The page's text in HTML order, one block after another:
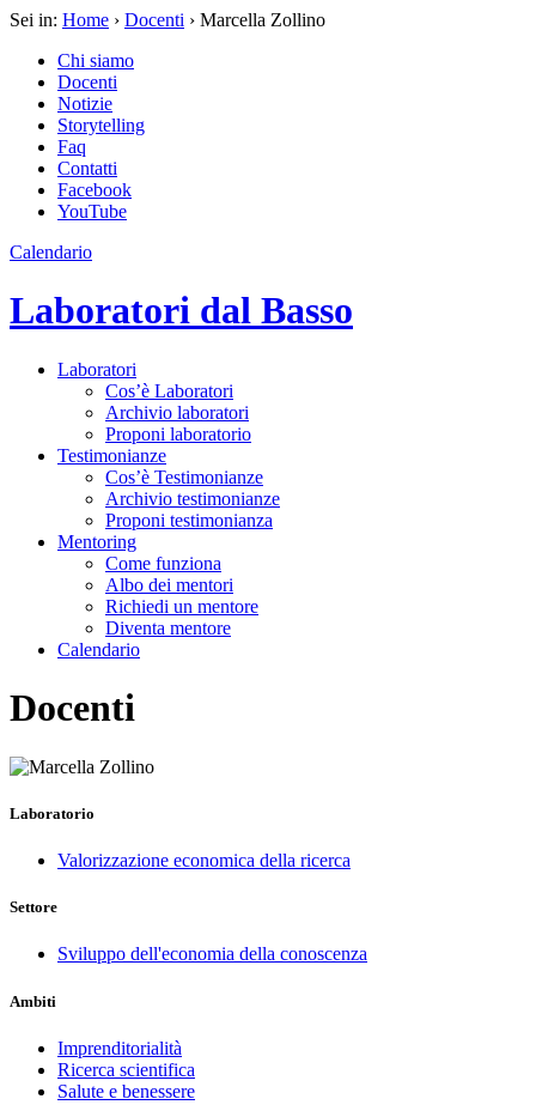
Sei in: Home › Docenti › Marcella Zollino
Chi siamo
Docenti
Notizie
Storytelling
Faq
Contatti
Facebook
YouTube
Calendario
Laboratori dal Basso
Laboratori
Cos’è Laboratori
Archivio laboratori
Proponi laboratorio
Testimonianze
Cos’è Testimonianze
Archivio testimonianze
Proponi testimonianza
Mentoring
Come funziona
Albo dei mentori
Richiedi un mentore
Diventa mentore
Calendario
Docenti
Laboratorio
Valorizzazione economica della ricerca
Settore
Sviluppo dell'economia della conoscenza
Ambiti
Imprenditorialità
Ricerca scientifica
Salute e benessere